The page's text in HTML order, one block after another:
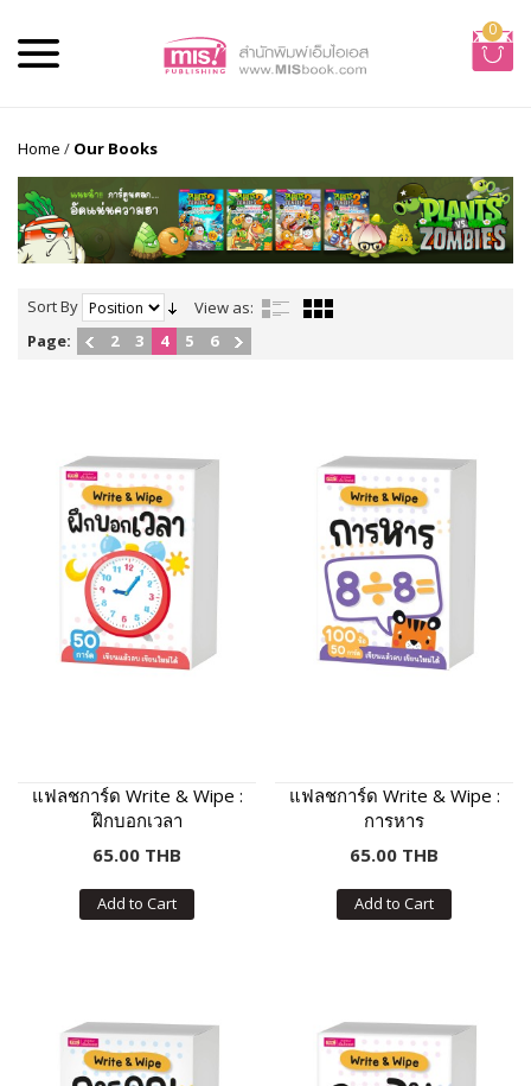
0
Home / Our Books
Sort By
View as:
Page:
2 3 4 5 6
แฟลชการ์ด Write & Wipe :
ฝึกบอกเวลา
65.00 THB
Add to Cart
แฟลชการ์ด Write & Wipe :
การหาร
65.00 THB
Add to Cart